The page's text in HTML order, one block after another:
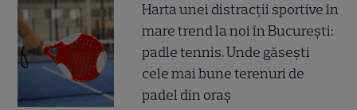
Harta unei distracții sportive în
mare trend la noi în București:
padle tennis. Unde găsești
cele mai bune terenuri de
padel din oraș